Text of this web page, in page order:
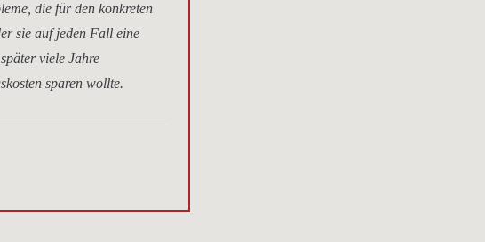
die für den konkreten
sie auf jeden Fall eine
viele Jahre
sparen wollte.